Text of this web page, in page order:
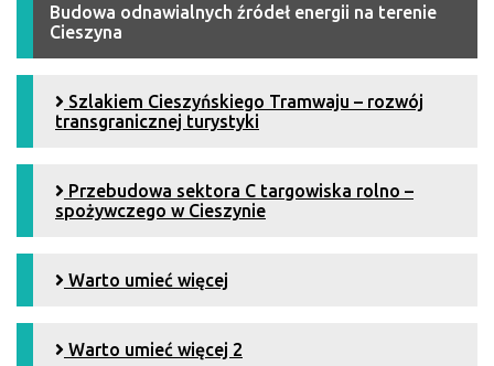
Budowa odnawialnych źródeł energii na terenie
Cieszyna
Szlakiem Cieszyńskiego Tramwaju – rozwój
transgranicznej turystyki
Przebudowa sektora C targowiska rolno –
spożywczego w Cieszynie
Warto umieć więcej
Warto umieć więcej 2